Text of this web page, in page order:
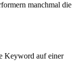
manchmal die
Keyword auf einer